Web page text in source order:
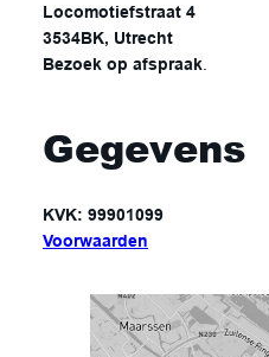
Locomotiefstraat 4
3534BK, Utrecht
Bezoek op afspraak.
Gegevens
KVK: 99901099
Voorwaarden